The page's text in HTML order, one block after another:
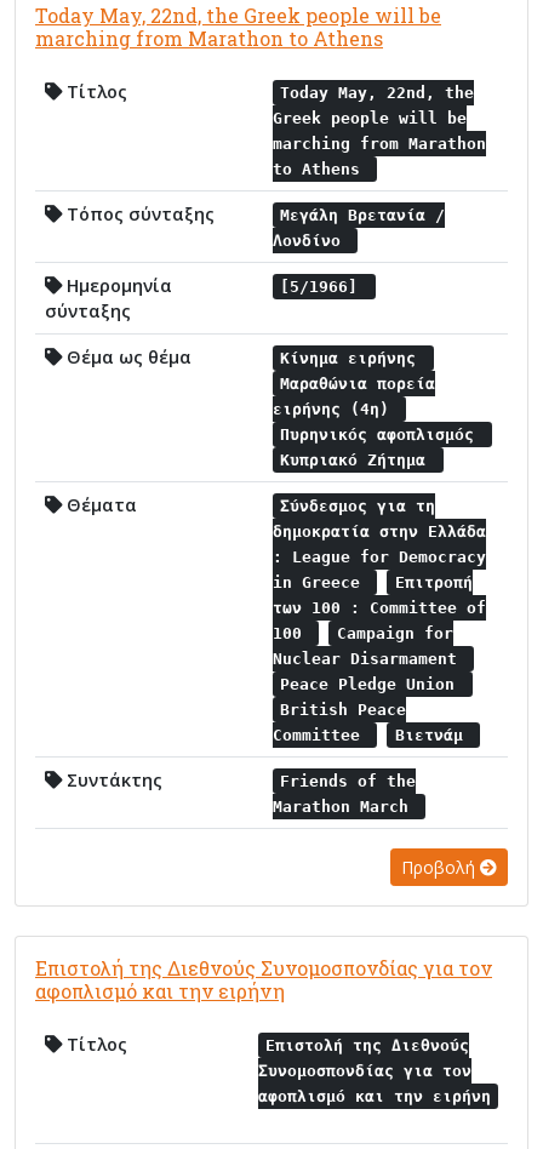
Today May, 22nd, the Greek people will be
marching from Marathon to Athens
Τίτλος
Today May, 22nd, the
Greek people will be
marching from Marathon
to Athens
Τόπος σύνταξης
Μεγάλη Βρετανία /
Λονδίνο
Ημερομηνία
σύνταξης
[5/1966]
Θέμα ως θέμα
Κίνημα ειρήνης
Μαραθώνια πορεία
ειρήνης (4η)
Πυρηνικός αφοπλισμός
Κυπριακό Ζήτημα
Θέματα
Σύνδεσμος για τη
δημοκρατία στην Ελλάδα
: League for Democracy
in Greece
Επιτροπή
των 100 : Committee of
100
Campaign for
Nuclear Disarmament
Peace Pledge Union
British Peace
Committee
Βιετνάμ
Συντάκτης
Friends of the
Marathon March
Προβολή
Επιστολή της Διεθνούς Συνομοσπονδίας για τον
αφοπλισμό και την ειρήνη
Τίτλος
Επιστολή της Διεθνούς
Συνομοσπονδίας για τον
αφοπλισμό και την ειρήνη